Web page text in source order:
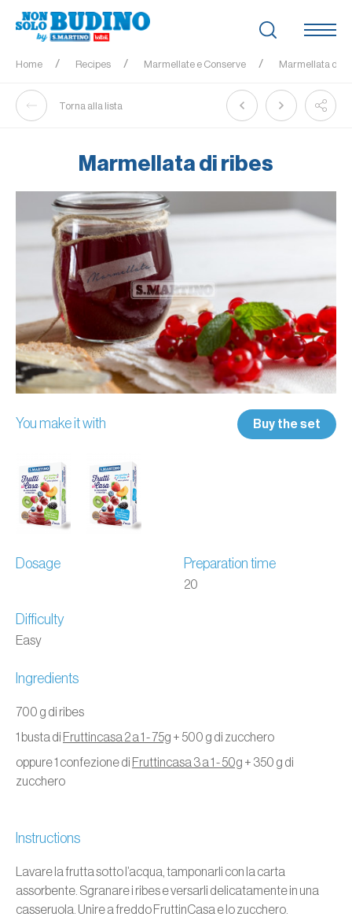
Home Recipes Marmellate e Conserve Marmellata di
Torna alla lista
Marmellata di ribes
You make it with Buy the set
Dosage Preparation time
20
Difficulty
Easy
Ingredients
700 g di ribes
1 busta di Fruttincasa 2 a 1 - 75g + 500 g di zucchero
oppure 1 confezione di Fruttincasa 3 a 1 - 50g + 350 g di
zucchero
Instructions
Lavare la frutta sotto l’acqua, tamponarli con la carta
assorbente. Sgranare i ribes e versarli delicatamente in una
casseruola. Unire a freddo FruttinCasa e lo zucchero.